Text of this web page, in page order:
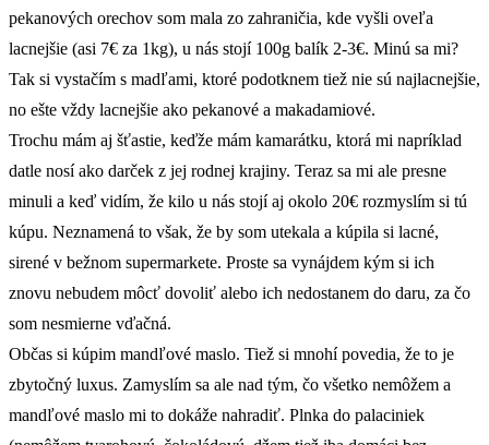
pekanových orechov som mala zo zahraničia, kde vyšli oveľa
lacnejšie (asi 7€ za 1kg), u nás stojí 100g balík 2-3€. Minú sa mi?
Tak si vystačím s madľami, ktoré podotknem tiež nie sú najlacnejšie,
no ešte vždy lacnejšie ako pekanové a makadamiové.
Trochu mám aj šťastie, keďže mám kamarátku, ktorá mi napríklad
datle nosí ako darček z jej rodnej krajiny. Teraz sa mi ale presne
minuli a keď vidím, že kilo u nás stojí aj okolo 20€ rozmyslím si tú
kúpu. Neznamená to však, že by som utekala a kúpila si lacné,
sirené v bežnom supermarkete. Proste sa vynájdem kým si ich
znovu nebudem môcť dovoliť alebo ich nedostanem do daru, za čo
som nesmierne vďačná.
Občas si kúpim mandľové maslo. Tiež si mnohí povedia, že to je
zbytočný luxus. Zamyslím sa ale nad tým, čo všetko nemôžem a
mandľové maslo mi to dokáže nahradiť. Plnka do palaciniek